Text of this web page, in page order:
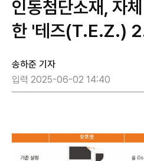
인동첨단소재, 자
한 '테즈(T.E.Z.)
송하준 기자
입력 2025-06-02 14:40